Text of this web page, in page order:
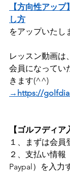
【方向性アッ
し方
をアップいた
レッスン動画は、
会員になってい
きます(^^)
→https://
【ゴルフディア
１、まずは会員
２、支払い情報
Paypal）を入力